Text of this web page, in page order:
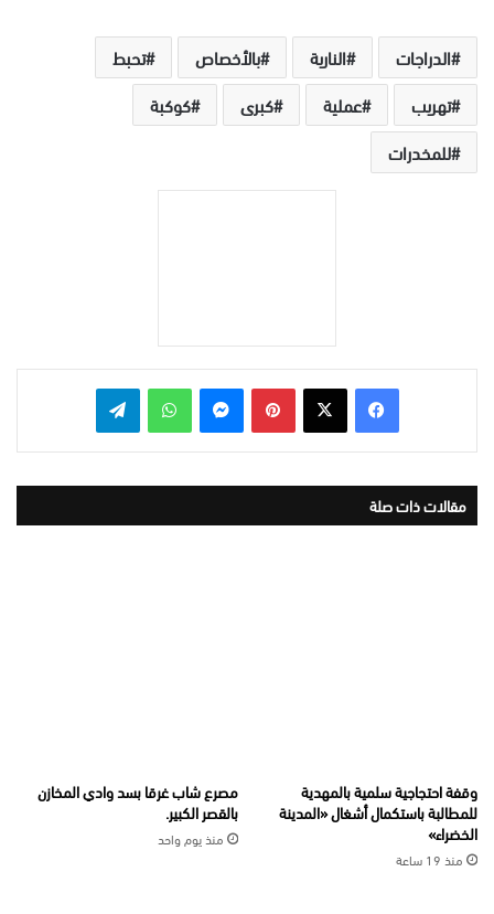
الدراجات النارية بالأخصاص
تحبط
تهريب
عملية كبرى
كوكبة
للمخدرات
بينتيريست واتساب
مقالات ذات صلة
وقفة احتجاجية سلمية بالمهدية
للمطالبة باستكمال أشغال «المدينة
الخضراء»
منذ 19 ساعة
مصرع شاب غرقا بسد وادي المخازن
بالقصر الكبير.
منذ يوم واحد